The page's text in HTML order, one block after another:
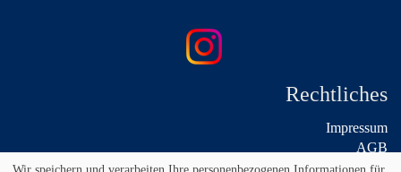
Rechtliches
Impressum
AGB
Widerruf